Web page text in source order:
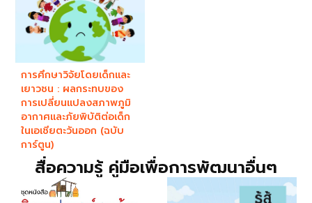
การศึกษาวิจัยโดยเด็กและ
เยาวชน : ผลกระทบของ
การเปลี่ยนแปลงสภาพภูมิ
อากาศและภัยพิบัติต่อเด็ก
ในเอเชียตะวันออก (ฉบับ
การ์ตูน)
สื่อความรู้ คู่มือเพื่อการพัฒนาอื่นๆ